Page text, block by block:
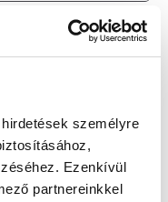
személyre
Ezenkívül
partnereinkkel
189 000 Ft